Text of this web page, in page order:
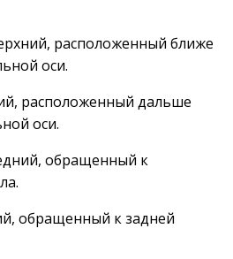
расположенный ближе
оси.
расположенный дальше
оси.
обращенный к
обращенный к задней